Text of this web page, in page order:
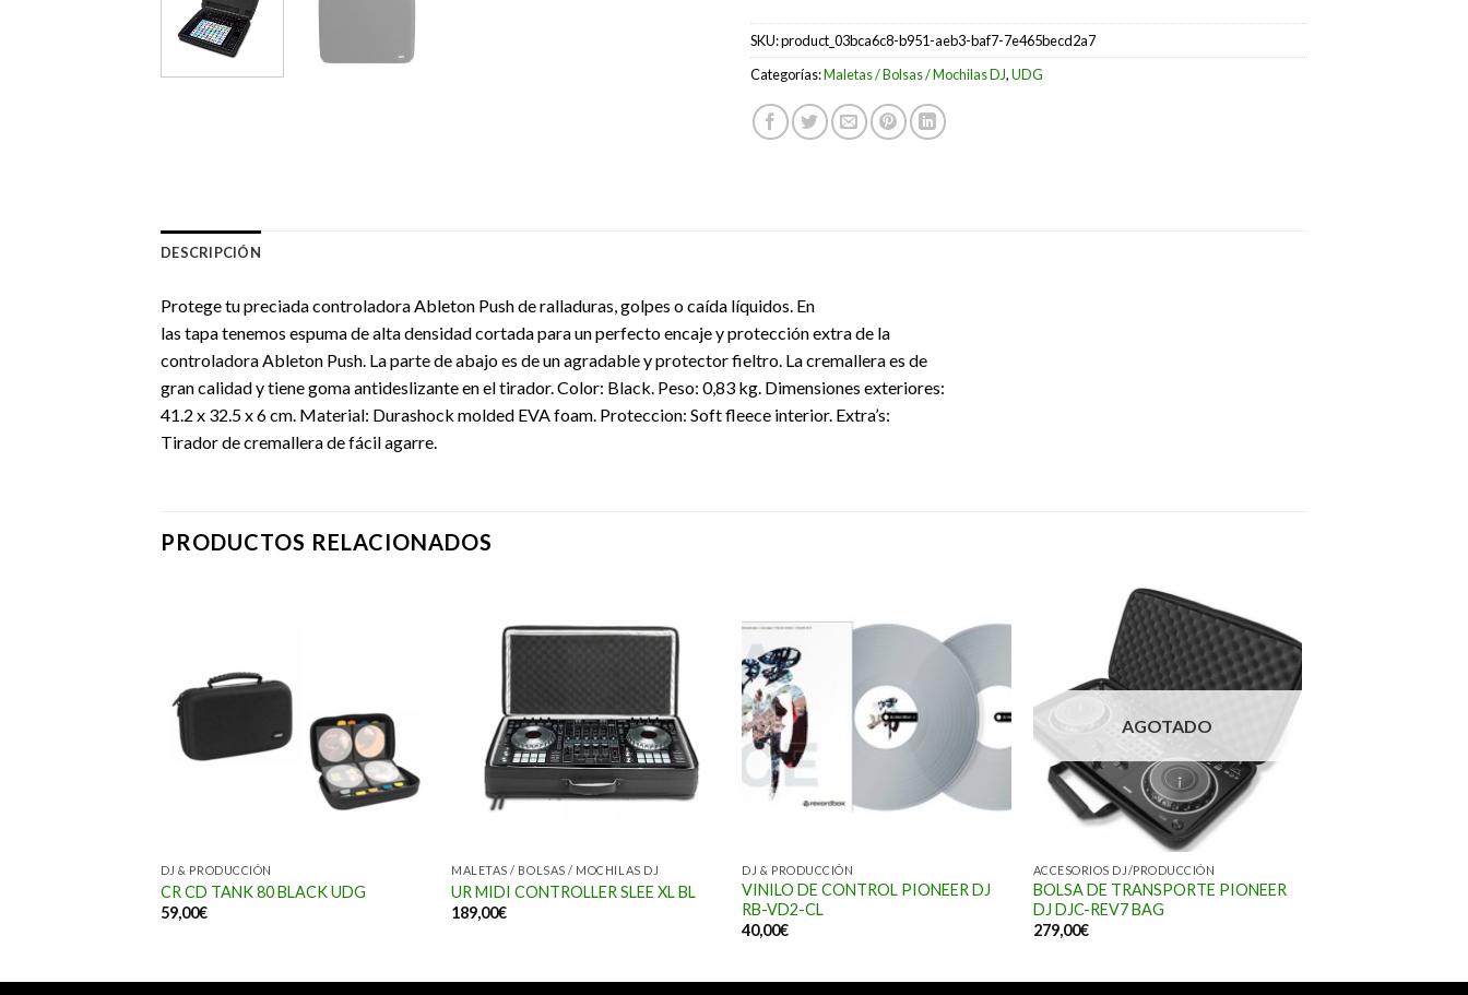
SKU:product_03bca6c8-b951-aeb3-baf7-7e465becd2a7
Categorías:Maletas / Bolsas / Mochilas DJ,UDG
DESCRIPCIÓN
Protege tu preciada controladora Ableton Push de ralladuras, golpes o caída líquidos. En
las tapa tenemos espuma de alta densidad cortada para un perfecto encaje y protección extra de la
controladora Ableton Push. La parte de abajo es de un agradable y protector fieltro. La cremallera es de
gran calidad y tiene goma antideslizante en el tirador. Color: Black. Peso: 0,83 kg. Dimensiones exteriores:
41.2 x 32.5 x 6 cm. Material: Durashock molded EVA foam. Proteccion: Soft fleece interior. Extra’s:
Tirador de cremallera de fácil agarre.
PRODUCTOS RELACIONADOS
DJ & PRODUCCIÓN
CR CD TANK 80 BLACK UDG
59,00€
MALETAS / BOLSAS / MOCHILAS DJ
UR MIDI CONTROLLER SLEE XL BL
189,00€
DJ & PRODUCCIÓN
VINILO DE CONTROL PIONEER DJ
RB-VD2-CL
40,00€
AGOTADO
ACCESORIOS DJ/PRODUCCIÓN
BOLSA DE TRANSPORTE PIONEER
DJ DJC-REV7 BAG
279,00€